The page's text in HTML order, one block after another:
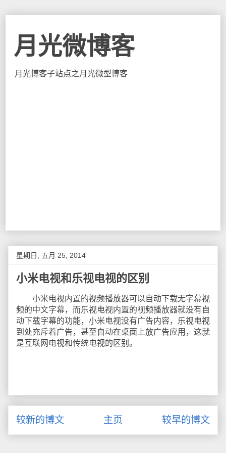
月光微博客
月光博客子站点之月光微型博客
星期日, 五月 25, 2014
小米电视和乐视电视的区别
小米电视内置的视频播放器可以自动下载无字幕视
频的中文字幕，而乐视电视内置的视频播放器就没有自
动下载字幕的功能，小米电视没有广告内容，乐视电视
到处充斥着广告，甚至自动在桌面上放广告应用，这就
是互联网电视和传统电视的区别。
较新的博文 较早的博文
主页